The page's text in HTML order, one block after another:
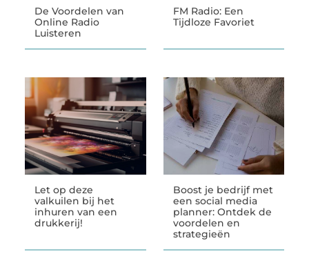
De Voordelen van
Online Radio
Luisteren
FM Radio: Een
Tijdloze Favoriet
Let op deze
valkuilen bij het
inhuren van een
drukkerij!
Boost je bedrijf met
een social media
planner: Ontdek de
voordelen en
strategieën